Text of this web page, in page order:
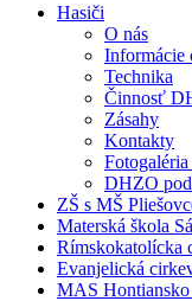
Hasiči
O nás
Informácie
Technika
Činnosť
Zásahy
Kontakty
DHZO
ZŠ s MŠ
Materská škola
Rímskokatolícka
Evanjelická
MAS